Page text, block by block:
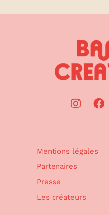
Mentions légales
Partenaires
Presse
Les créateurs